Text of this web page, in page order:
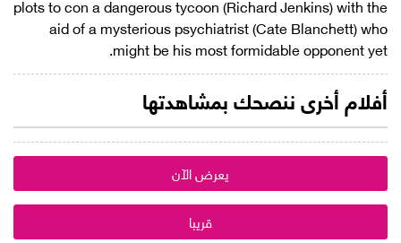
plots to con a dangerous tycoon (Richard Jenkins) with the
aid of a mysterious psychiatrist (Cate Blanchett) who
might be his most formidable opponent yet.
أفلام أخرى ننصحك بمشاهدتها
يعرض الآن
قريبا